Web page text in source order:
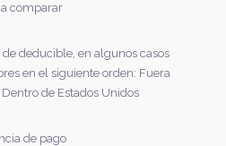
comparar
deducible, en algunos casos
en el siguiente orden: Fuera
de Estados Unidos
de pago